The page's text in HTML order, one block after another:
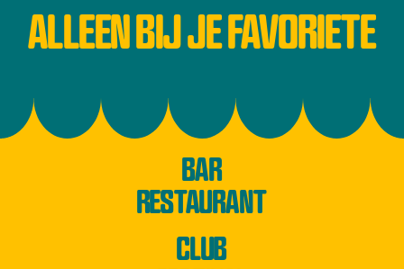
ALLEEN BIJ JE FAVORIETE
BAR
RESTAURANT
CLUB